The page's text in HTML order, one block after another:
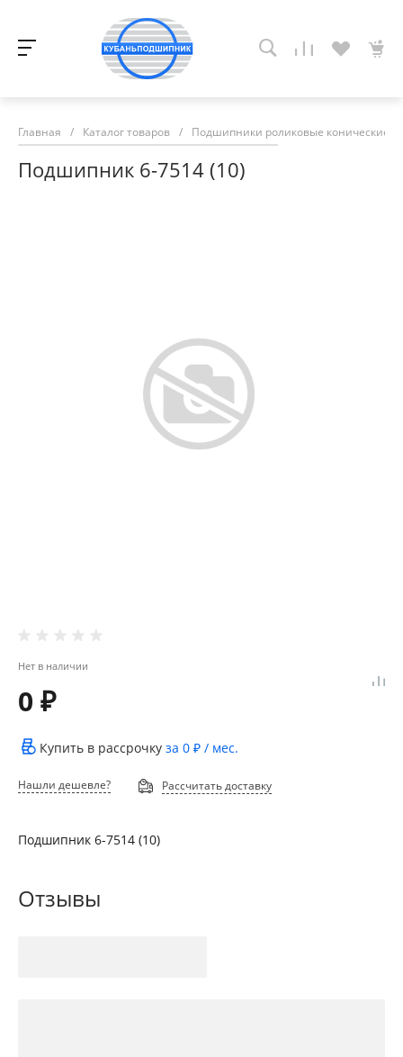
Главная / Каталог товаров / Подшипники роликовые конические
Подшипник 6-7514 (10)
Нет в наличии
0 ₽
Купить в рассрочку за 0 ₽ / мес.
Нашли дешевле? Рассчитать доставку
Подшипник 6-7514 (10)
Отзывы